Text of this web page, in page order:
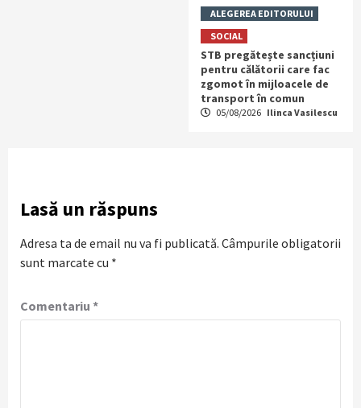
ALEGEREA EDITORULUI
SOCIAL
STB pregătește sancțiuni
pentru călătorii care fac
zgomot în mijloacele de
transport în comun
05/08/2026 Ilinca Vasilescu
Lasă un răspuns
Adresa ta de email nu va fi publicată. Câmpurile obligatorii
sunt marcate cu *
Comentariu *